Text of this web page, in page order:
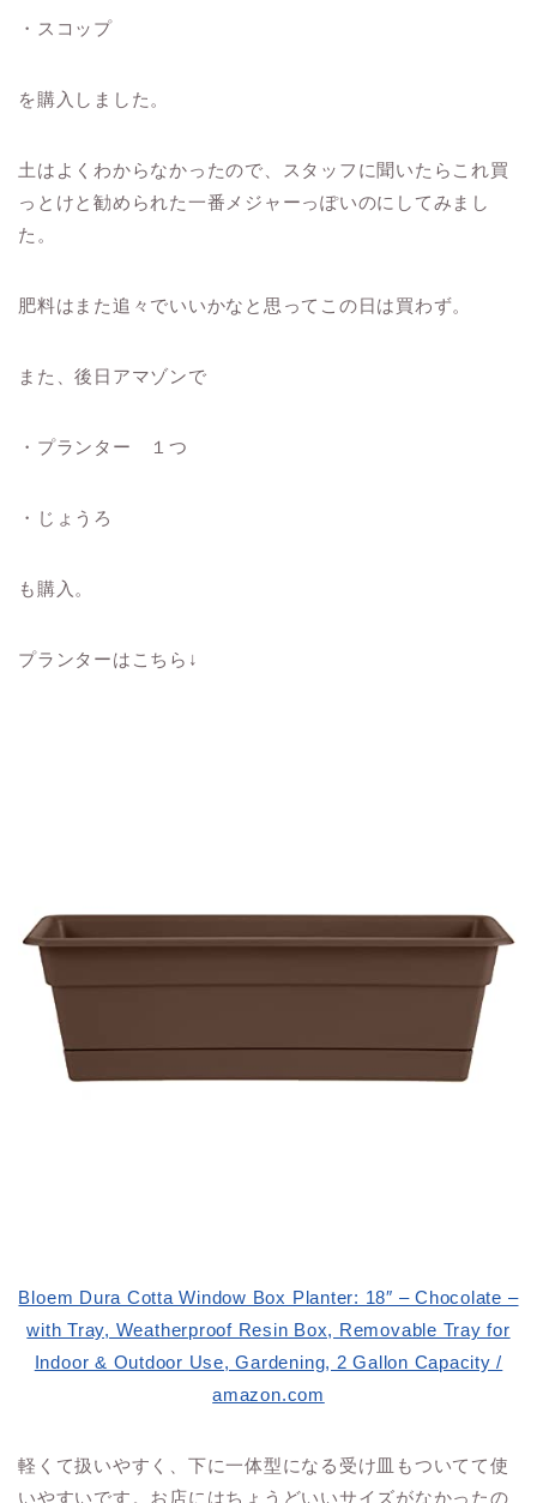
・スコップ
を購入しました。
土はよくわからなかったので、スタッフに聞いたらこれ買
っとけと勧められた一番メジャーっぽいのにしてみまし
た。
肥料はまた追々でいいかなと思ってこの日は買わず。
また、後日アマゾンで
・プランター １つ
・じょうろ
も購入。
プランターはこちら↓
Bloem Dura Cotta Window Box Planter: 18″ – Chocolate –
with Tray, Weatherproof Resin Box, Removable Tray for
Indoor & Outdoor Use, Gardening, 2 Gallon Capacity /
amazon.com
軽くて扱いやすく、下に一体型になる受け皿もついてて使
いやすいです。お店にはちょうどいいサイズがなかったの